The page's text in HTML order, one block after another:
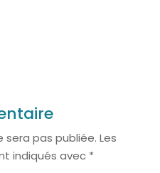
pas publiée. Les
indiqués avec *